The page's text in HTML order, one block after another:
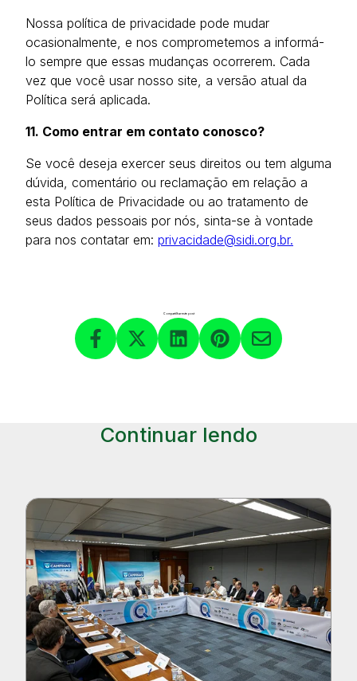
Nossa política de privacidade pode mudar
ocasionalmente, e nos comprometemos a informá-
lo sempre que essas mudanças ocorrerem. Cada
vez que você usar nosso site, a versão atual da
Política será aplicada.
11. Como entrar em contato conosco?
Se você deseja exercer seus direitos ou tem alguma
dúvida, comentário ou reclamação em relação a
esta Política de Privacidade ou ao tratamento de
seus dados pessoais por nós, sinta-se à vontade
para nos contatar em: privacidade@sidi.org.br.
Compartilhar este post
Continuar lendo